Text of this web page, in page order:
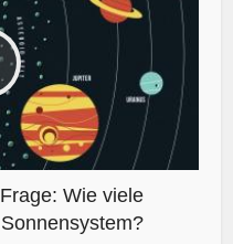
Wie viele